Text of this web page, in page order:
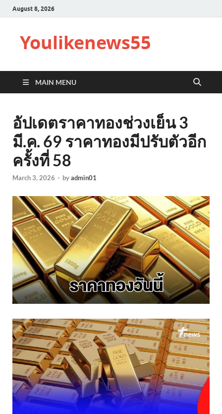
August 8, 2026
Youlikenews55
MAIN MENU
อัปเดตราคาทองช่วงเย็น 3
มี.ค. 69 ราคาทองมีปรับตัวอีก
ครั้งที่ 58
March 3, 2026 - byadmin01